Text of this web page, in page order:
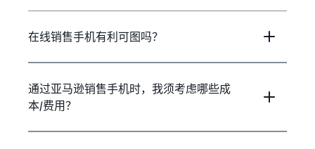
在线销售手机有利可图吗？
通过亚马逊销售手机时，我须考虑哪些成
本/费用？